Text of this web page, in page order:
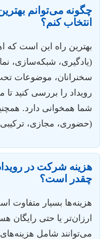
چگونه می‌توانم
انتخاب کنم؟
بهترین راه این است
(یادگیری، شبکه‌سازی،
سخنرانان، موضوعات
رویداد را بررسی کنید تا
شما همخوانی دارد.
(حضوری، مجازی،
هزینه شرکت در
چقدر است؟
هزینه‌ها بسیار متفاوت
ارزان‌تر یا حتی رایگان
می‌توانند شامل